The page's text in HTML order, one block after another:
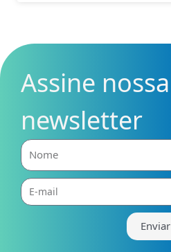
Assine nossa
newsletter
Nome
E-
mail
Enviar